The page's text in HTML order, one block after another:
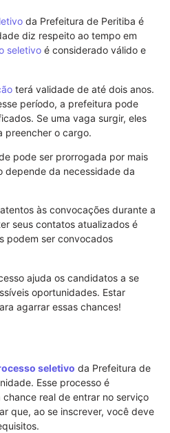
da Prefeitura de Peritiba é
diz respeito ao tempo em
seletivo é considerado válido e
terá validade de até dois anos.
período, a prefeitura pode
Se uma vaga surgir, eles
preencher o cargo.
pode ser prorrogada por mais
depende da necessidade da
às convocações durante a
seus contatos atualizados é
podem ser convocados
ajuda os candidatos a se
oportunidades. Estar
agarrar essas chances!
seletivo da Prefeitura de
Esse processo é
real de entrar no serviço
que, ao se inscrever, você deve